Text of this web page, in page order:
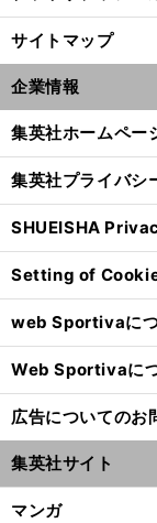
サイトマップ
企業情報
集英社ホームペー
集英社プライバシ
SHUEISHA
Setting of
web Sportivaに
Web Sportivaに
広告についてのお
集英社サイト
マンガ